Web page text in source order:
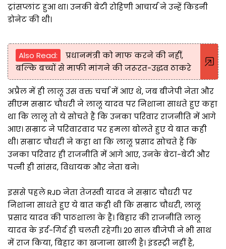
ट्रांसप्लांट हुआ था। उनकी बेटी रोहिणी आचार्य ने उन्हें किडनी
डोनेट की थी।
Also Read:
प्रधानमंत्री को माफ करने की नहीं,
बल्कि बच्चों से माफी मांगने की जरूरत-उद्धव ठाकरे
अप्रैल में ही लालू उस वक्त चर्चा में आए थे, जब बीजेपी नेता और
सीएम सम्राट चौधरी ने लालू यादव पर निशाना साधते हुए कहा
था कि लालू तो ये सोचते हैं कि उनका परिवार राजनीति में आगे
आए। सम्राट ने परिवारवाद पर हमला बोलते हुए ये बात कही
थी। सम्राट चौधरी ने कहा था कि लालू प्रसाद सोचते हैं कि
उनका परिवार ही राजनीति में आगे आए, उनके बेटा-बेटी और
पत्नी ही सांसद, विधायक और नेता बने।
इससे पहले RJD नेता तेजस्वी यादव ने सम्राट चौधरी पर
निशाना साधते हुए ये बात कही थी कि सम्राट चौधरी, लालू
प्रसाद यादव की पाठशाला के हैं। बिहार की राजनीति लालू
यादव के इर्द-गिर्द ही चलती रहेगी। 20 साल बीजेपी ने भी साथ
में राज किया, बिहार का खजाना खाली है। इंडस्ट्री नहीं है,